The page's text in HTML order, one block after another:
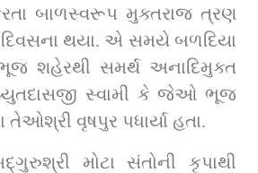
બાળસ્વરૂપ મુક્તરાજ ત્રણ
થયા. એ સમયે બળદિયા
ભૂજ શહેરથી સમર્થ અનાદિમુક્ત
તેઓશ્રી વૃષપુર પધાર્યા હતા.